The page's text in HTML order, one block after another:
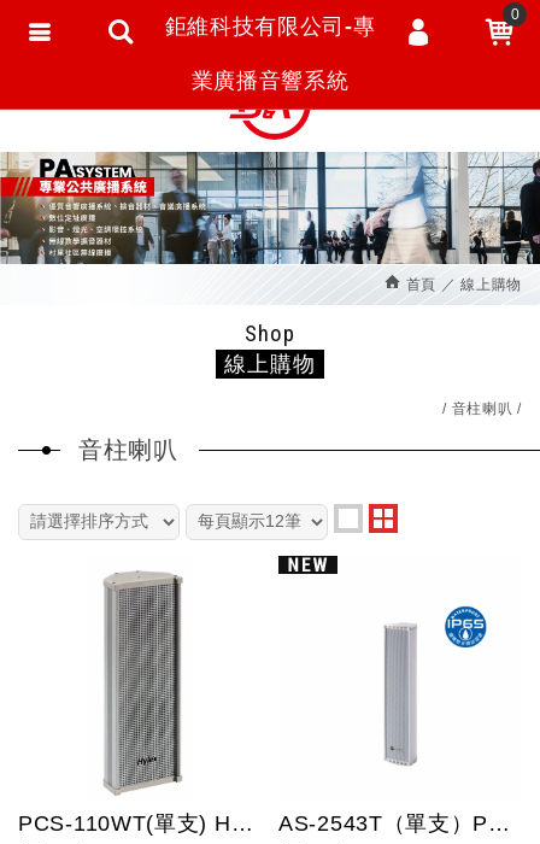
首頁 線上購物
Shop
線上購物
音柱喇叭
音柱喇叭
PCS-110WT(單支) HYLEX 25W音柱喇叭/台灣製造 AS-2543T（單支）POKKA 4吋20W音柱型喇叭.高:580mm / I...
鉅維科技有限公司-專
業廣播音響系統
0
會員登入
會員註冊
忘記密碼
訂單查詢
追蹤清單
匯款通知
繁體中文